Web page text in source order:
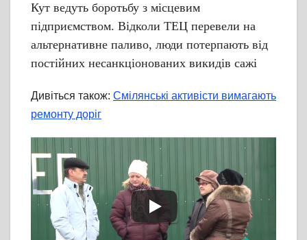
Кут ведуть боротьбу з місцевим
підприємством. Відколи ТЕЦ перевели на
альтернативне паливо, люди потерпають від
постійних несанкціонованих викидів сажі
Дивіться також: Смілянські активісти вимагають
ремонту доріг